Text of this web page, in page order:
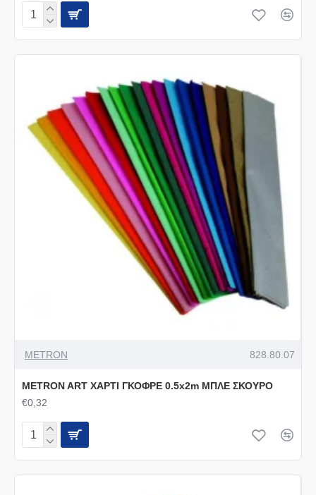
METRON 828.80.07
METRON ART ΧΑΡΤΙ ΓΚΟΦΡΕ 0.5x2m ΜΠΛΕ ΣΚΟΥΡΟ
€0,32